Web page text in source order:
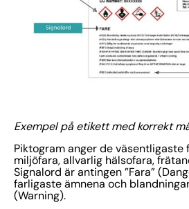
Exempel på etikett med korrekt
Piktogram anger de väsentligaste
miljöfara, allvarlig hälsofara,
Signalord är antingen ”Fara”
farligaste ämnena och
(Warning).